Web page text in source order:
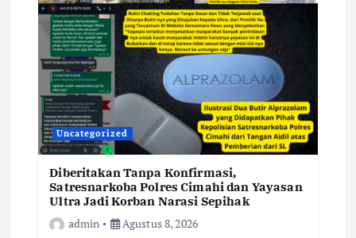
Uncategorized
Diberitakan Tanpa Konfirmasi,
Satresnarkoba Polres Cimahi dan Yayasan
Ultra Jadi Korban Narasi Sepihak
admin
Agustus 8, 2026